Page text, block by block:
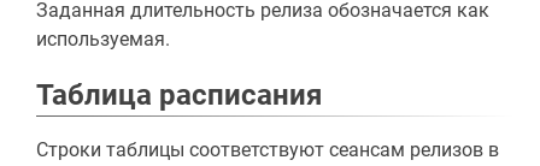
Заданная длительность релиза обозначается как
используемая.
Таблица расписания
Строки таблицы соответствуют сеансам релизов в